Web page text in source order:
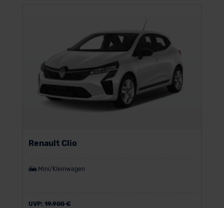
Renault Clio
Mini/Kleinwagen
UVP: 19.900 €